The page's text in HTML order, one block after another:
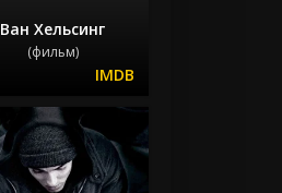
Ван Хельсинг
(фильм)